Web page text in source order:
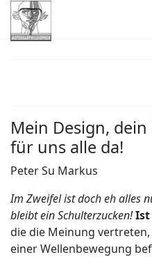
Mein Design,
für uns alle da!
Peter Su Markus
Im Zweifel ist doch eh alles
bleibt ein Schulterzucken!Ist
die die Meinung
einer Wellenbewegung